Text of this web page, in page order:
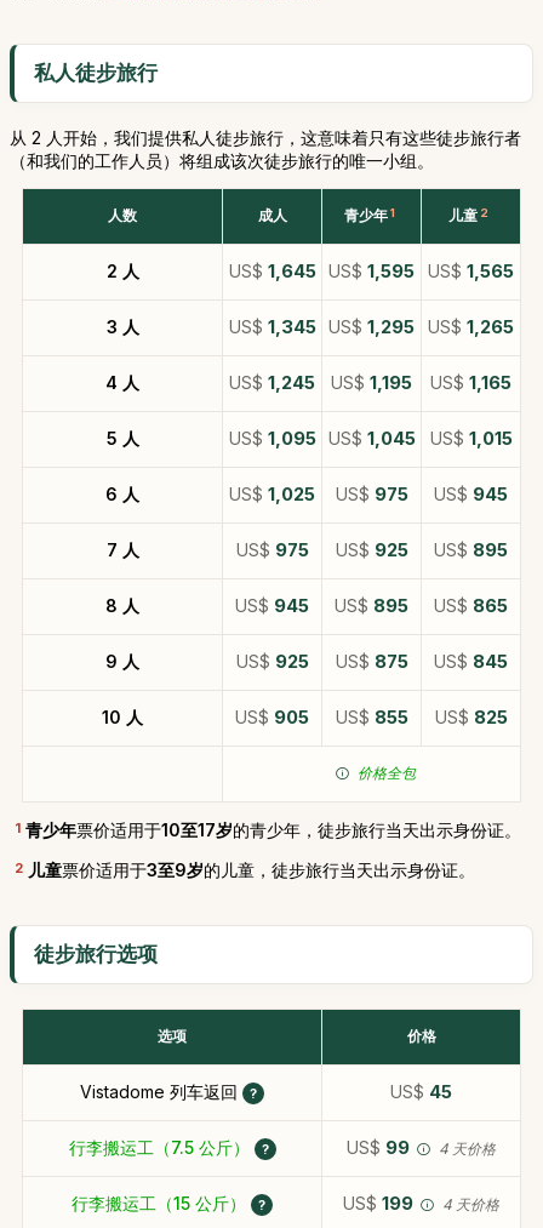
私人徒步旅行
从 2 人开始，我们提供私人徒步旅行，这意味着只有这些徒步旅行者
（和我们的工作人员）将组成该次徒步旅行的唯一小组。
人数 成人 青少年 1 儿童 2
2 人 US$ 1,645 US$ 1,595 US$ 1,565
3 人 US$ 1,345 US$ 1,295 US$ 1,265
4 人 US$ 1,245 US$ 1,195 US$ 1,165
5 人 US$ 1,095 US$ 1,045 US$ 1,015
6 人 US$ 1,025 US$ 975 US$ 945
7 人 US$ 975 US$ 925 US$ 895
8 人 US$ 945 US$ 895 US$ 865
9 人 US$ 925 US$ 875 US$ 845
10 人 US$ 905 US$ 855 US$ 825
价格全包
1 青少年票价适用于10至17岁的青少年，徒步旅行当天出示身份证。
2 儿童票价适用于3至9岁的儿童，徒步旅行当天出示身份证。
徒步旅行选项
选项 价格
Vistadome 列车返回 US$ 45
行李搬运工（7.5 公斤） US$ 99 4 天价格
行李搬运工（15 公斤） US$ 199 4 天价格